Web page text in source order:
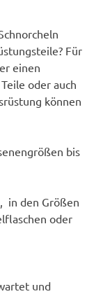
Für
einen
oder auch
können
bis
in den Größen
oder
und